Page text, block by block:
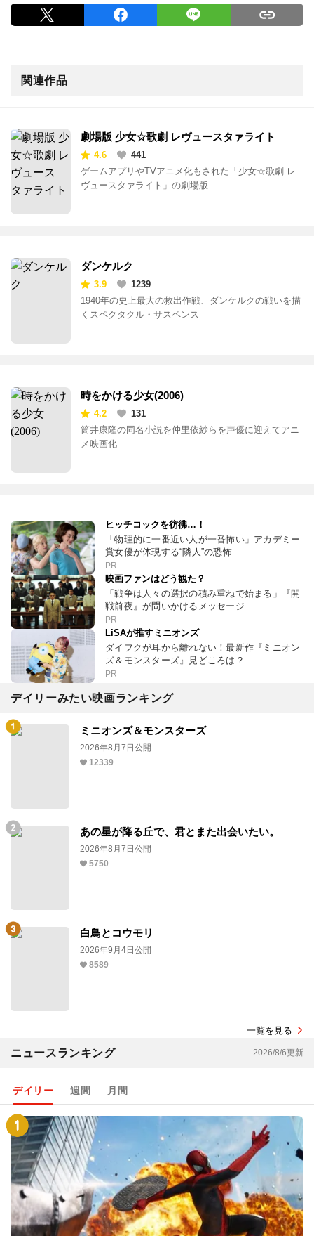
関連作品
劇場版 少女☆歌劇 レヴュースタァライト
4.6
441
ゲームアプリやTVアニメ化もされた「少女☆歌劇 レ
ヴュースタァライト」の劇場版
ダンケルク
3.9
1239
1940年の史上最大の救出作戦、ダンケルクの戦いを描
くスペクタクル・サスペンス
時をかける少女(2006)
4.2
131
筒井康隆の同名小説を仲里依紗らを声優に迎えてアニ
メ映画化
ヒッチコックを彷彿…！
「物理的に一番近い人が一番怖い」アカデミー
賞女優が体現する“隣人”の恐怖
PR
映画ファンはどう観た？
「戦争は人々の選択の積み重ねで始まる」『開
戦前夜』が問いかけるメッセージ
PR
LiSAが推すミニオンズ
ダイフクが耳から離れない！最新作『ミニオン
ズ＆モンスターズ』見どころは？
PR
デイリーみたい映画ランキング
ミニオンズ＆モンスターズ
2026年8月7日公開
12339
あの星が降る丘で、君とまた出会いたい。
2026年8月7日公開
5750
白鳥とコウモリ
2026年9月4日公開
8589
一覧を見る
ニュースランキング 2026/8/6更新
デイリー 週間 月間